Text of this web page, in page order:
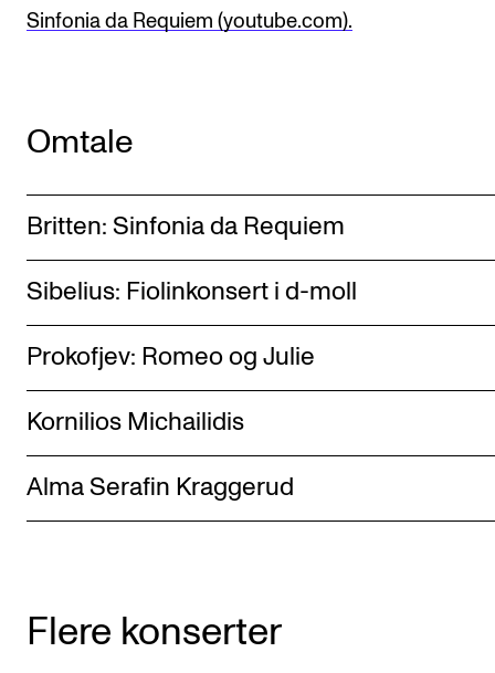
Sinfonia da Requiem (youtube.com).
Omtale
Britten: Sinfonia da Requiem
Sibelius: Fiolinkonsert i d-moll
Prokofjev: Romeo og Julie
Kornilios Michailidis
Alma Serafin Kraggerud
Flere konserter